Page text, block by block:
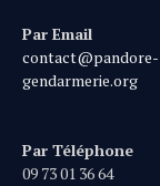
Par Email
contact@pandore-
gendarmerie.org
Par Téléphone
09 73 01 36 64